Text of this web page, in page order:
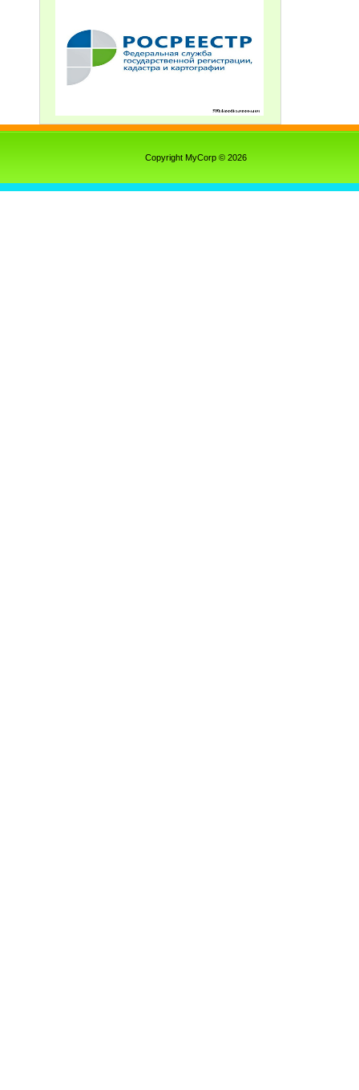
Copyright MyCorp © 2026